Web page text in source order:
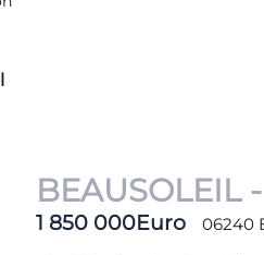
Négoce
BEAUSOLEIL
1 850 000Euro 06240